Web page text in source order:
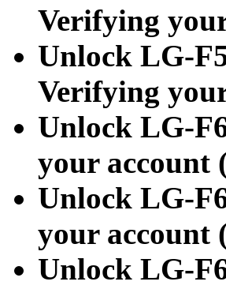
Verifying
Unlock LG-
Verifying
Unlock LG-
your account
Unlock LG-
your account
Unlock LG-